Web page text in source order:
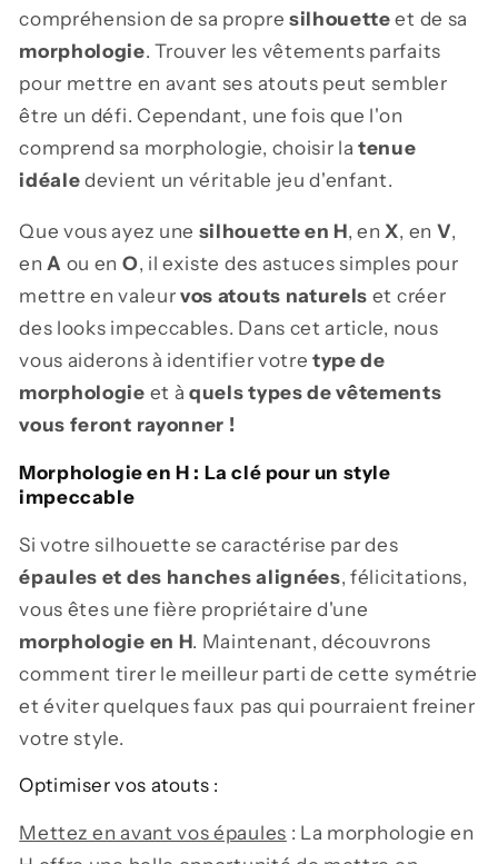
compréhension de sa propre silhouetteet de sa
morphologie. Trouver les vêtements parfaits
pour mettre en avant ses atouts peut sembler
être un défi. Cependant, une fois que l'on
comprend sa morphologie, choisir latenue
idéaledevient un véritable jeu d'enfant.
Que vous ayez une silhouette en H, enX, en V,
enA ou en O, il existe des astuces simples pour
mettre en valeurvos atouts naturels et créer
des looks impeccables. Dans cet article, nous
vous aiderons à identifier votretype de
morphologie et à quels types de vêtements
vous feront rayonner !
Morphologie en H : La clé pour un style
impeccable
Si votre silhouette se caractérise par des
épaules et des hanches alignées, félicitations,
vous êtes une fière propriétaire d'une
morphologie en H. Maintenant, découvrons
comment tirer le meilleur parti de cette symétrie
et éviter quelques faux pas qui pourraient freiner
votre style.
Optimiser vos atouts :
Mettez en avant vos épaules : La morphologie en